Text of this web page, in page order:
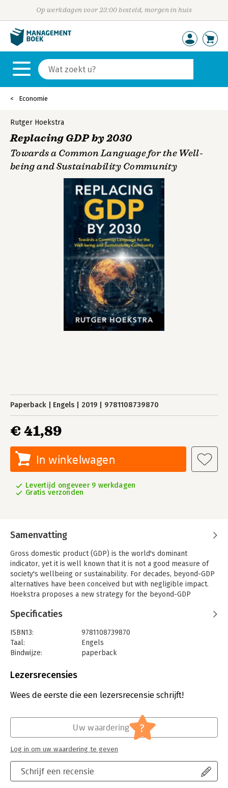
Op werkdagen voor 23:00 besteld, morgen in huis
Economie
Rutger Hoekstra
Replacing GDP by 2030
Towards a Common Language for the Well-
being and Sustainability Community
Paperback Engels 2019 9781108739870
€ 41,89
In winkelwagen
Levertijd ongeveer 9 werkdagen
Gratis verzonden
Samenvatting
Gross domestic product (GDP) is the world's dominant
indicator, yet it is well known that it is not a good measure of
society's wellbeing or sustainability. For decades, beyond-GDP
alternatives have been conceived but with negligible impact.
Hoekstra proposes a new strategy for the beyond-GDP
Specificaties
ISBN13:
9781108739870
Taal:
Engels
Bindwijze:
paperback
Uitgever:
Lezersrecensies
Wees de eerste die een lezersrecensie schrijft!
Schrijf een recensie
Uw waardering ?
Log in om uw waardering te geven